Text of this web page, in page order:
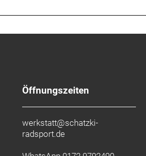
Öffnungszeiten
werkstatt@schatzki-
radsport.de